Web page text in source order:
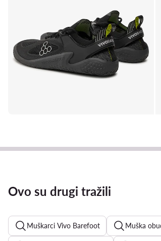
Ovo su drugi tražili
Muškarci Vivo Barefoot Muška